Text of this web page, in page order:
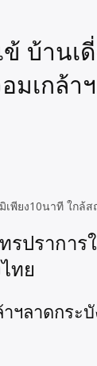
บ้านเ
เกล้า
พียง10นาที ใกล้
ทรปรากา
ทย
ฯลาดกระ